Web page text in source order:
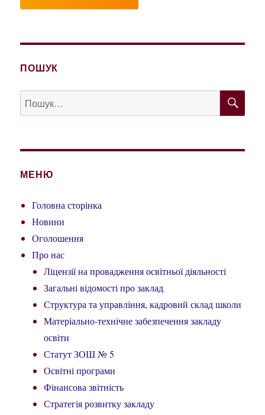
ПОШУК
Пошук
за
МЕНЮ
Головна сторінка
Новини
Оголошення
Про нас
Ліцензії на провадження освітньої діяльності
Загальні відомості про заклад
Структура та управління, кадровий склад школи
Матеріально-технічне забезпечення закладу
освіти
Статут ЗОШ № 5
Освітні програми
Фінансова звітність
Стратегія розвитку закладу